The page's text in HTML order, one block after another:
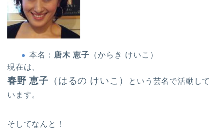
本名： 唐木 恵子 （からき けいこ）
現在は、
春野恵子 （はるの けいこ）
という芸名で活動して
います。
そしてなんと！